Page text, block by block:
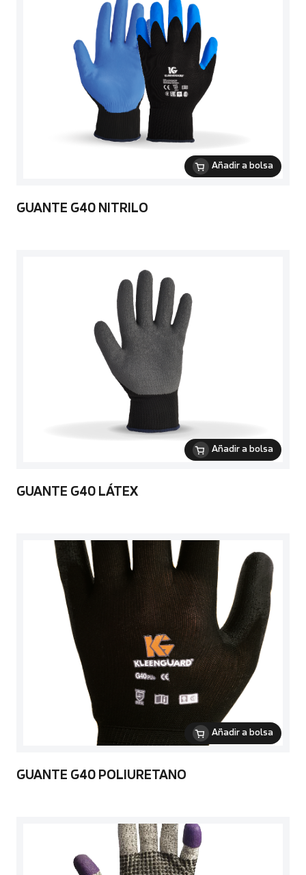
Añadir a bolsa
GUANTE G40 NITRILO
Añadir a bolsa
GUANTE G40 LÁTEX
Añadir a bolsa
GUANTE G40 POLIURETANO